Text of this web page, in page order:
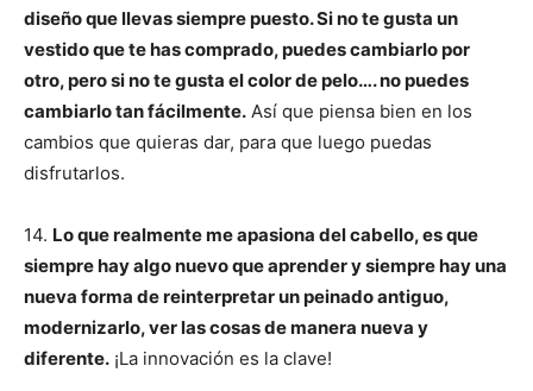
diseño que llevas siempre puesto. Si no te gusta un
vestido que te has comprado, puedes cambiarlo por
otro, pero si no te gusta el color de pelo…. no puedes
cambiarlo tan fácilmente. Así que piensa bien en los
cambios que quieras dar, para que luego puedas
disfrutarlos.
14. Lo que realmente me apasiona del cabello, es que
siempre hay algo nuevo que aprender y siempre hay una
nueva forma de reinterpretar un peinado antiguo,
modernizarlo, ver las cosas de manera nueva y
diferente. ¡La innovación es la clave!